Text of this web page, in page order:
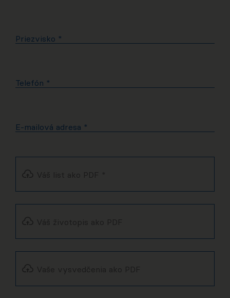
Priezvisko *
Telefón *
E-mailová adresa *